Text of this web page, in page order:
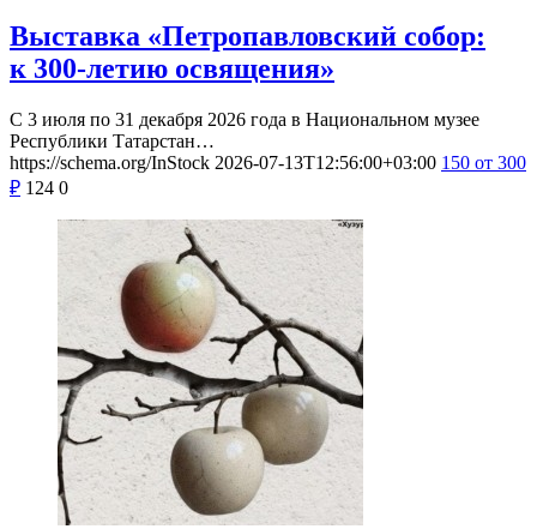
Выставка «Петропавловский собор:
к 300-летию освящения»
С 3 июля по 31 декабря 2026 года в Национальном музее
Республики Татарстан…
https://schema.org/InStock 2026-07-13T12:56:00+03:00 150 от 300
₽ 124 0